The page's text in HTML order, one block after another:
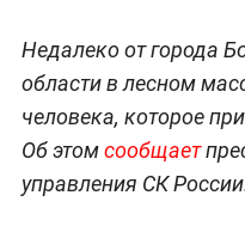
Недалеко от города
области в лесном
человека, которое
Об этомсообщает
управления СК